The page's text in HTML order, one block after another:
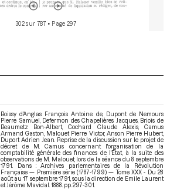
302 sur 787 • Page 297
Boissy d'Anglas François Antoine de, Dupont de Nemours
Pierre Samuel, Defermon des Chapelières Jacques, Briois de
Beaumetz Bon-Albert, Cochard Claude Alexis, Camus
Armand Gaston, Malouet Pierre Victor, Anson Pierre Hubert,
Duport Adrien Jean. Reprise de la discussion sur le projet de
décret de M. Camus concernant l'organisation de la
comptabilité générale des finances de l'État, à la suite des
observations de M. Malouet, lors de la séance du 8 septembre
1791. Dans : Archives parlementaires de la Révolution
Française — Première série (1787-1799) — Tome XXX - Du 28
août au 17 septembre 1791 , sous la direction de Emile Laurent
et Jérôme Mavidal. 1888. pp. 297-301.